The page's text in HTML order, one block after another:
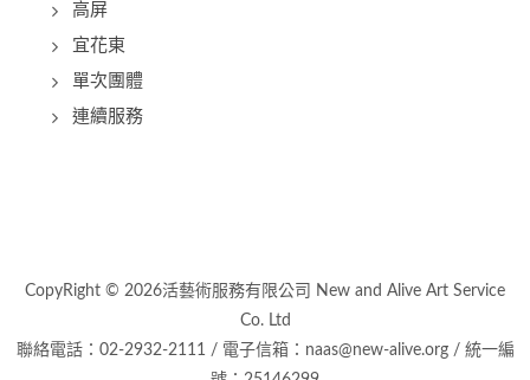
高屏
宜花東
單次團體
連續服務
CopyRight © 2026活藝術服務有限公司 New and Alive Art Service
Co. Ltd
聯絡電話：02-2932-2111 / 電子信箱：naas@new-alive.org / 統一編